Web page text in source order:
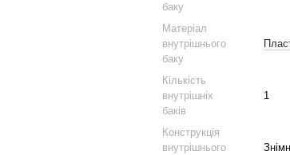
баку
Матеріал
внутрішнього
баку
Кількість
внутрішніх
баків
1
Конструкція
внутрішнього